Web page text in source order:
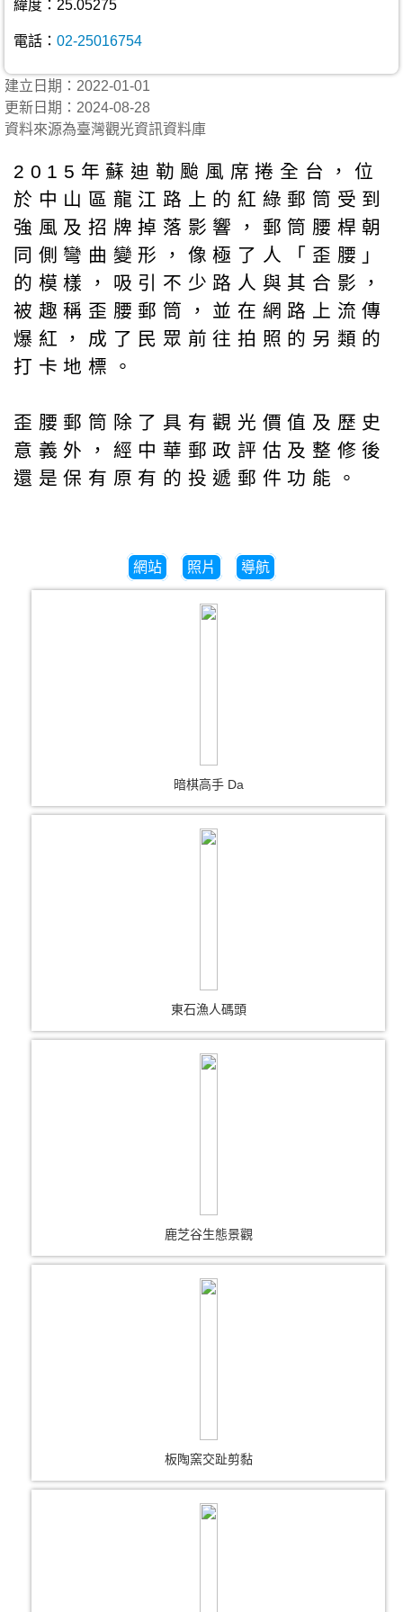
緯度：25.05275
電話： 02-25016754
建立日期：2022-01-01
更新日期：2024-08-28
資料來源為臺灣觀光資訊資料庫
2015年蘇迪勒颱風席捲全台，位
於中山區龍江路上的紅綠郵筒受到
強風及招牌掉落影響，郵筒腰桿朝
同側彎曲變形，像極了人「歪腰」
的模樣，吸引不少路人與其合影，
被趣稱歪腰郵筒，並在網路上流傳
爆紅，成了民眾前往拍照的另類的
打卡地標。
歪腰郵筒除了具有觀光價值及歷史
意義外，經中華郵政評估及整修後
還是保有原有的投遞郵件功能。
網站 照片 導航
暗棋高手 Da
東石漁人碼頭
鹿芝谷生態景觀
板陶窯交趾剪黏